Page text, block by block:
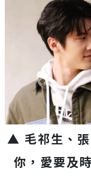
▲ 毛祁生、張
你，愛要及